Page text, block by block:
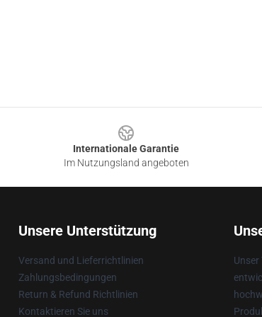
Internationale Garantie
Im Nutzungsland angeboten
Unsere Unterstützung
Versand und Lieferrichtlinien
Zahlungsbedingungen
Return & Refund Richtlinien
Kontaktieren Sie uns